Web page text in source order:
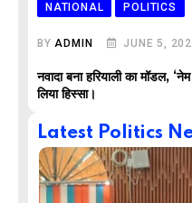
NATIONAL
POLITICS
BYADMIN JUNE 5,
नवादा बना हरियाली का मॉडल,
लिया हिस्सा।
Latest Politics